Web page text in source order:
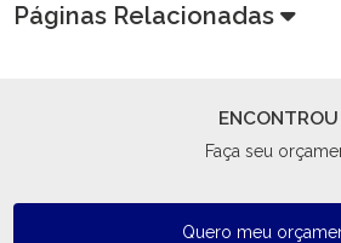
Páginas Relacionadas
Faça seu
Quero meu